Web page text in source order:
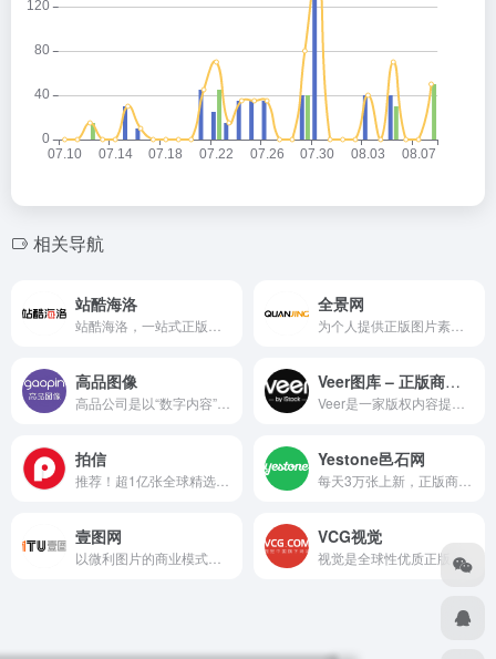
相关导航
站酷海洛 全景网
高品图像 Veer图库 – 正版商业高清图片素材
拍信 Yestone邑石网
壹图网 VCG视觉
视觉是全球性优质正版图片、视频等视觉内容平台型互联网上市公司(www.vcg.com)，与Getty Images深度合作，并拥有1300万用户的全球摄影创作社交平台(500px.com)和第三大图片公司Corbis 图库版权。